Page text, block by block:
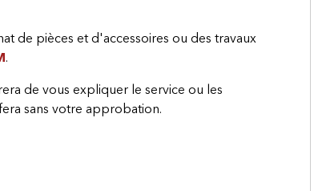
de pièces et d'accessoires ou des travaux
.
de vous expliquer le service ou les
sans votre approbation.